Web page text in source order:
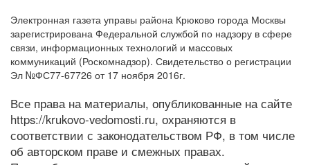
Электронная газета управы района Крюково города Москвы
зарегистрирована Федеральной службой по надзору в сфере
связи, информационных технологий и массовых
коммуникаций (Роскомнадзор). Свидетельство о регистрации
Эл №ФС77-67726 от 17 ноября 2016г.
Все права на материалы, опубликованные на сайте
https://krukovo-vedomosti.ru, охраняются в
соответствии с законодательством РФ, в том числе
об авторском праве и смежных правах.